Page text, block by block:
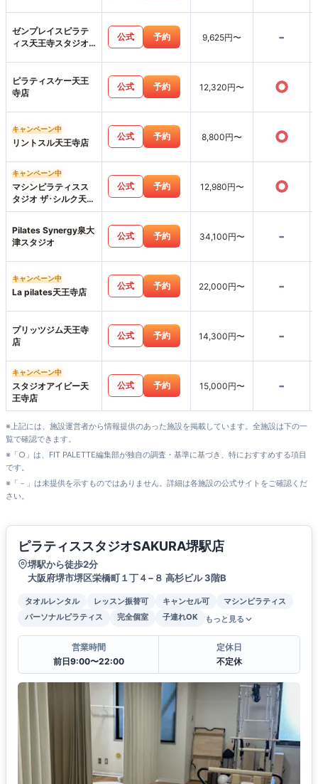
ゼンプレイスピラテ
ィス天王寺スタジオ
公式 予約 9,625円〜 -
ピラティスケー天王
寺店
公式 予約 12,320円〜 ○
キャンペーン中
リントスル天王寺店
公式 予約 8,800円〜 ○
キャンペーン中
マシンピラティスス
タジオ ザ･シルク天王
寺MIO店
公式 予約 12,980円〜 ○
Pilates Synergy泉大
津スタジオ
公式 予約 34,100円〜 -
キャンペーン中
La pilates天王寺店
公式 予約 22,000円〜 -
プリッツジム天王寺
店
公式 予約 14,300円〜 -
キャンペーン中
スタジオアイビー天
王寺店
公式 予約 15,000円〜 -
※上記には、施設運営者から情報提供のあった施設を掲載しています。全施設は下の一
覧で確認できます。
※「○」は、FIT PALETTE編集部が独自の調査・基準に基づき、特におすすめする項目
です。
※「－」は未提供を示すものではありません。詳細は各施設の公式サイトをご確認くだ
さい。
ピラティススタジオSAKURA堺駅店
堺駅から徒歩2分
大阪府堺市堺区栄橋町１丁４−８ 高杉ビル 3階B
タオルレンタル レッスン振替可 キャンセル可
マシンピラティス
パーソナルピラティス
完全個室 子連れOK もっと見る
営業時間
前日9:00〜22:00
定休日
不定休